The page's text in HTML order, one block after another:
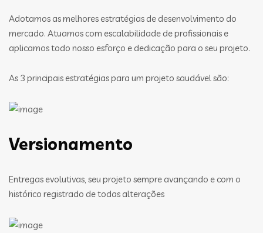
Adotamos as melhores estratégias de desenvolvimento do
mercado. Atuamos com escalabilidade de profissionais e
aplicamos todo nosso esforço e dedicação para o seu projeto.
As 3 principais estratégias para um projeto saudável são:
Versionamento
Entregas evolutivas, seu projeto sempre avançando e com o
histórico registrado de todas alterações